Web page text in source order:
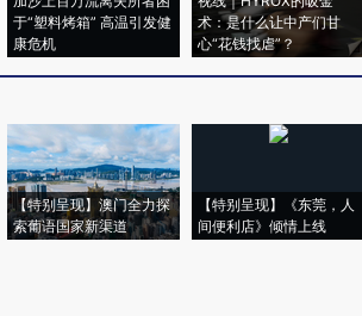
于“塑料烤箱” 高温引发健
康危机
术：是什么让中产们甘
心“花钱找虐”？
【特别呈现】澳门全力探
索葡语国家新渠道
【特别呈现】《东莞，人
间便利店》倾情上线